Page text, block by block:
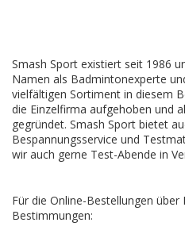
Smash Sport existiert seit 1986
Namen als Badmintonexperte
vielfältigen Sortiment in diesem
die Einzelfirma aufgehoben und
gegründet. Smash Sport bietet
Bespannungsservice und
wir auch gerne Test-Abende in
Für die Online-Bestellungen
Bestimmungen: